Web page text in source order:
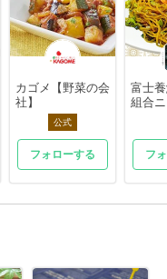
カゴメ【野菜の会
社】
公式
フォローする
富士
組合
フ